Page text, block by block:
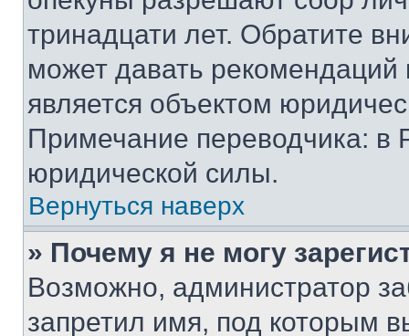
тринадцати лет. Обратите
может давать
является объектом
Примечание переводчика: в
юридической силы.
Вернуться наверх
» Почему я не могу
Возможно, администратор
запретил имя, под которым